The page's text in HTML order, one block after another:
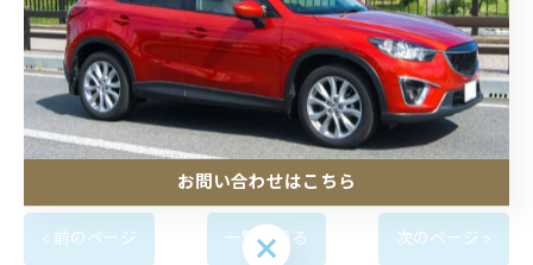
電話番号 :0480-53-6092
--------------------------------------------------------------------
ブログ
< 前のページ 一覧に戻る 次のページ >
お問い合わせはこちら
お問い合わせはこちら